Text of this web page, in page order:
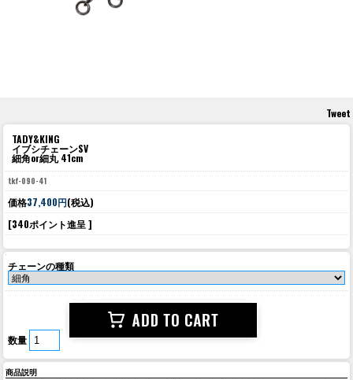
Tweet
TADY&KING
イブシチェーンSV
細角or細丸 41cm
tkf-090-41
価格37,400円(税込)
[340ポイント進呈 ]
チェーンの種類
数量
商品説明